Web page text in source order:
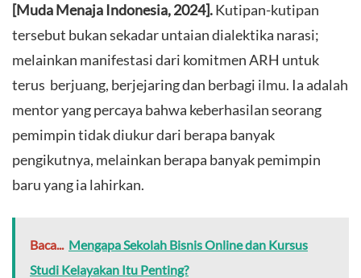
[Muda Menaja Indonesia, 2024].Kutipan-kutipan
tersebut bukan sekadar untaian dialektika narasi;
melainkan manifestasi dari komitmen ARH untuk
terus berjuang, berjejaring dan berbagi ilmu. Ia adalah
mentor yang percaya bahwa keberhasilan seorang
pemimpin tidak diukur dari berapa banyak
pengikutnya, melainkan berapa banyak pemimpin
baru yang ia lahirkan.
Baca... Mengapa Sekolah Bisnis Online dan Kursus
Studi Kelayakan Itu Penting?